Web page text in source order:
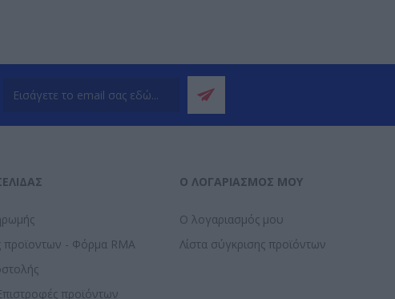
προϊοντων - Φόρμα RMA
προϊόντων
Ο ΛΟΓΑΡΙΑΣΜΌΣ ΜΟΥ
Ο λογαριασμός μου
Λίστα σύγκρισης προϊόντων